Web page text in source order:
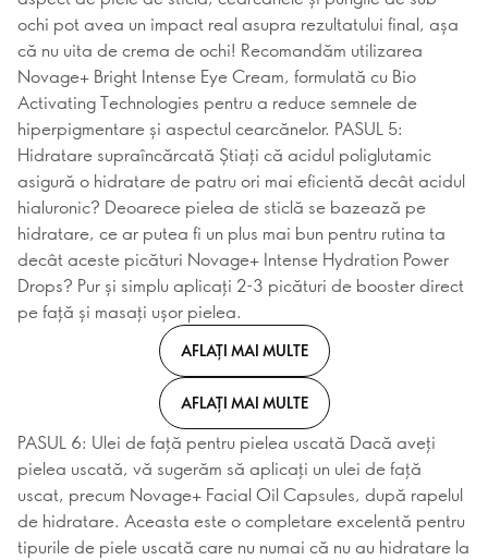
ochi pot avea un impact real asupra rezultatului final, așa
că nu uita de crema de ochi! Recomandăm utilizarea
Novage+ Bright Intense Eye Cream, formulată cu Bio
Activating Technologies pentru a reduce semnele de
hiperpigmentare și aspectul cearcănelor. PASUL 5:
Hidratare supraîncărcată Știați că acidul poliglutamic
asigură o hidratare de patru ori mai eficientă decât acidul
hialuronic? Deoarece pielea de sticlă se bazează pe
hidratare, ce ar putea fi un plus mai bun pentru rutina ta
decât aceste picături Novage+ Intense Hydration Power
Drops? Pur și simplu aplicați 2-3 picături de booster direct
pe față și masați ușor pielea.
AFLAȚI MAI MULTE
AFLAȚI MAI MULTE
PASUL 6: Ulei de față pentru pielea uscată Dacă aveți
pielea uscată, vă sugerăm să aplicați un ulei de față
uscat, precum Novage+ Facial Oil Capsules, după rapelul
de hidratare. Aceasta este o completare excelentă pentru
tipurile de piele uscată care nu numai că nu au hidratare la